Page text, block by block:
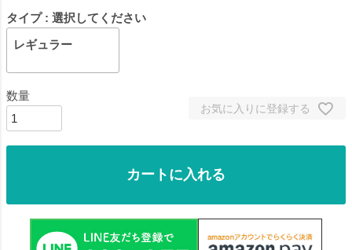
タイプ
選択してください
レギュラー
お気に入りに登録する
カートに入れる